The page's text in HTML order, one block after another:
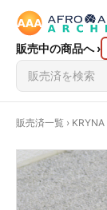
販売中の商品へ›
販売済一覧 › KRYNA